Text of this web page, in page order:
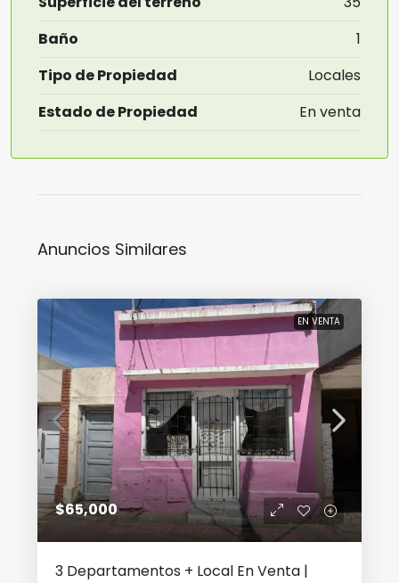
Baño
1
Tipo de Propiedad
Locales
Estado de Propiedad
En venta
Anuncios Similares
EN VENTA
$65,000
3 Departamentos + Local En Venta |